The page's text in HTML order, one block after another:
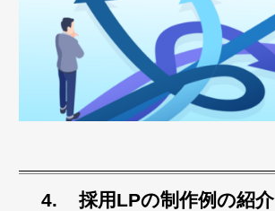
採用LPの制作例の紹介